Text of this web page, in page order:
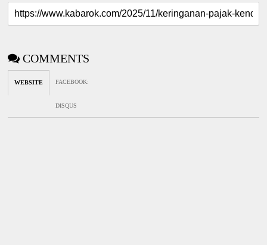
COMMENTS
WEBSITE FACEBOOK:
DISQUS